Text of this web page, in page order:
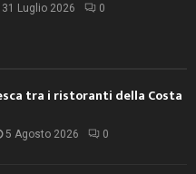
31 Luglio 2026 0
tra i ristoranti della Costa
5 Agosto 2026 0